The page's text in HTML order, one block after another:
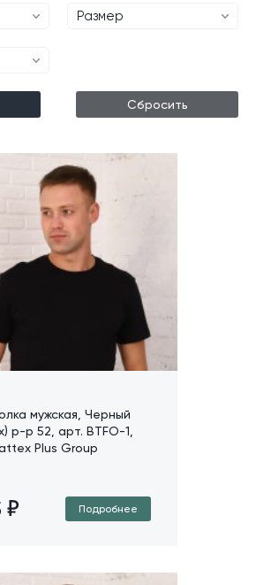
Размер
Сбросить
мужская, Черный
р-р 52, арт. BTFO-1,
Plus Group
Подробнее